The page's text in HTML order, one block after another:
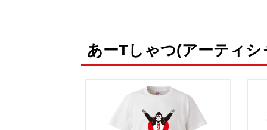
あーTしゃつ(アーティ